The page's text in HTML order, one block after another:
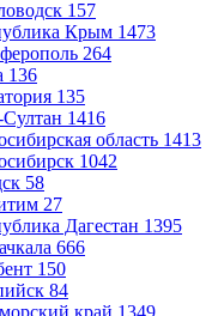
157
Крым 1473
264
136
135
1416
область 1413
1042
58
27
Дагестан 1395
666
150
84
край 1349